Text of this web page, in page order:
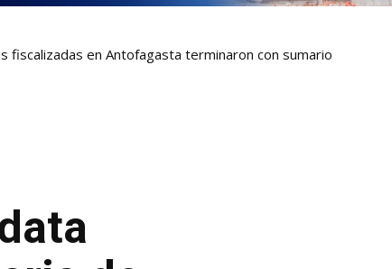
fiscalizadas en Antofagasta terminaron con sumario